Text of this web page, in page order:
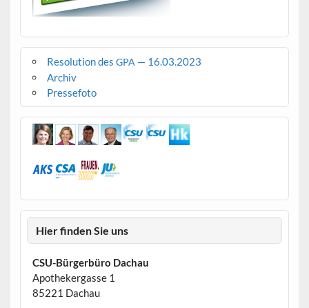
Resolution des GPA — 16.03.2023
Archiv
Pressefoto
Hier finden Sie uns
CSU-Bürgerbüro Dachau
Apothekergasse 1
85221 Dachau